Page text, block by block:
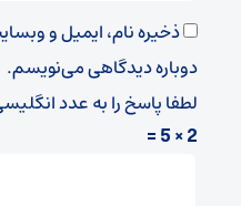
ذخیره نام، ایمیل و
دوباره دیدگاهی می‌نویسم.
لطفا پاسخ را به عدد
2 × 5 =